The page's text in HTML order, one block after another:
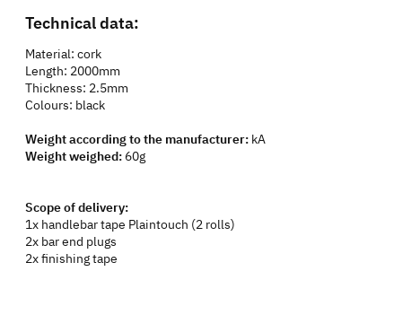
Technical data:
Material: cork
Length: 2000mm
Thickness: 2.5mm
Colours: black
Weight according to the manufacturer: kA
Weight weighed: 60g
Scope of delivery:
1x handlebar tape Plaintouch (2 rolls)
2x bar end plugs
2x finishing tape